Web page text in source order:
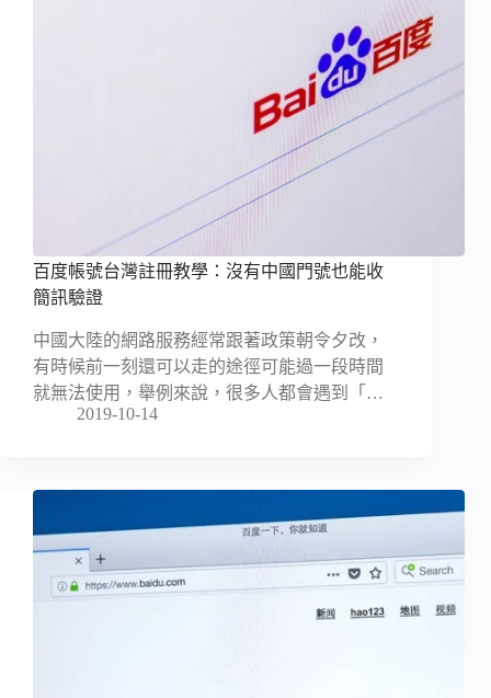
百度帳號台灣註冊教學：沒有中國門號也能收
簡訊驗證
中國大陸的網路服務經常跟著政策朝令夕改，
有時候前一刻還可以走的途徑可能過一段時間
就無法使用，舉例來說，很多人都會遇到「…
2019-10-14